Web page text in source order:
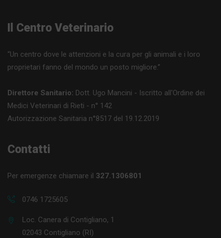
Il Centro Veterinario
“Un centro dove le attenzioni e la cura per gli animali e i loro
proprietari fanno del mondo un posto migliore.”
Direttore Sanitario: Dott. Ugo Mancini - Iscritto all'Ordine dei
Medici Veterinari di Rieti - n° 142
Autorizzazione Sanitaria n°8517 del 19.12.2019
Contatti
Per emergenze chiamare il 327.1306801
0746 1725605
Loc. Canera di Contigliano, 1
02043 Contigliano (RI)